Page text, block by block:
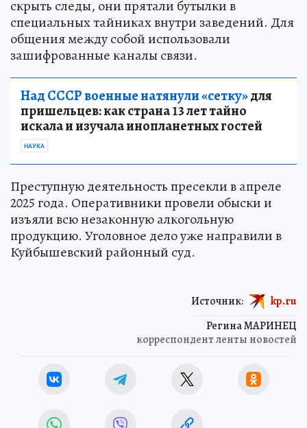
скрыть следы, они прятали бутылки в
специальных тайниках внутри заведений. Для
общения между собой использовали
зашифрованные каналы связи.
Над СССР военные натянули «сетку»для
пришельцев: как страна 13 лет тайно
искала и изучала инопланетных гостей
НАУКА
Преступную деятельность пресекли в апреле
2025 года. Оперативники провели обыски и
изъяли всю незаконную алкогольную
продукцию. Уголовное дело уже направили в
Куйбышевский районный суд.
Регина МАРИНЕЦ
корреспондент ленты новостей
Источник: kp.ru